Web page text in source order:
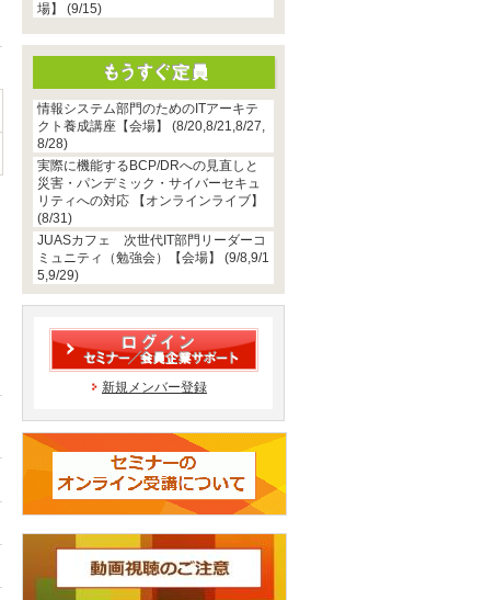
場】 (9/15)
情報システム部門のためのITアーキテ
クト養成講座【会場】 (8/20,8/21,8/27,
8/28)
実際に機能するBCP/DRへの見直しと
災害・パンデミック・サイバーセキュ
リティへの対応 【オンラインライブ】
(8/31)
JUASカフェ 次世代IT部門リーダーコ
ミュニティ（勉強会）【会場】 (9/8,9/1
5,9/29)
新規メンバー登録